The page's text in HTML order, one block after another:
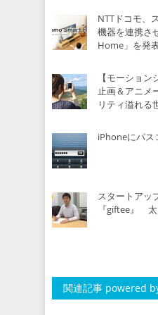
NTTドコモ、
機器を連携さ
Home」を発
【モーショ
止画＆アニメ
リティ溢れ
iPhoneにパス
スタートア
『giftee』
関連記事 powered